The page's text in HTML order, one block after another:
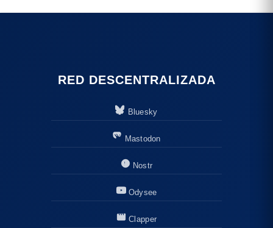
RED DESCENTRALIZADA
Bluesky
Mastodon
Nostr
Odysee
Clapper